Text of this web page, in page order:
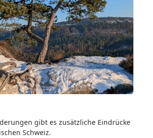
gibt es zusätzliche Eindrücke
Schweiz.